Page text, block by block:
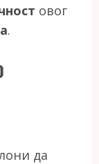
овог
.
да